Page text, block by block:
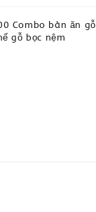
Combo bàn ăn gỗ
gỗ bọc nệm